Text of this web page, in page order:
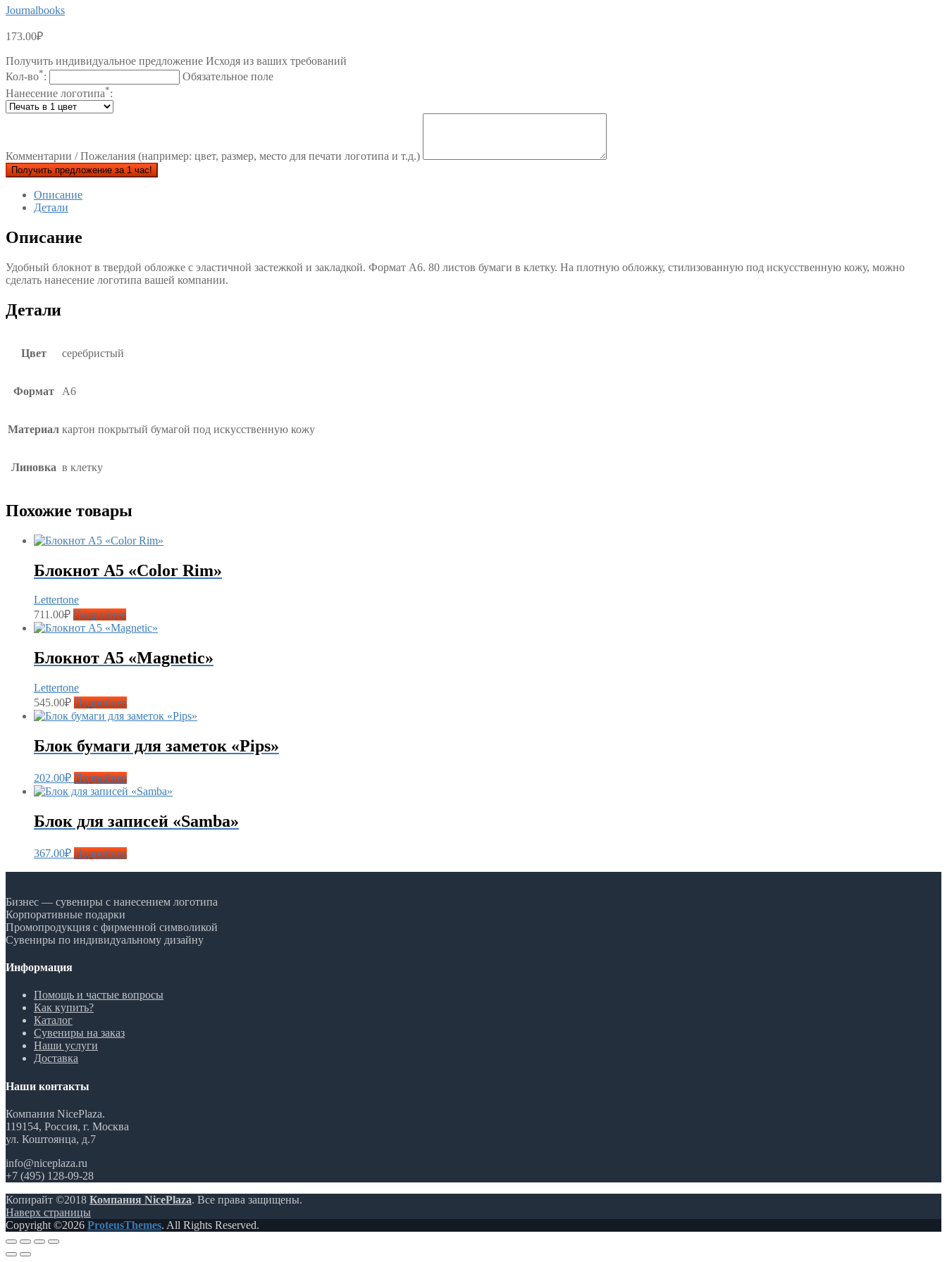
Journalbooks
173.00₽
Получить индивидуальное предложение Исходя из ваших требований
Кол-во*:
Обязательное поле
Нанесение логотипа*:
Комментарии / Пожелания (например: цвет, размер, место для печати логотипа и т.д.)
Получить предложение за 1 час!
Описание
Детали
Описание
Удобный блокнот в твердой обложке с эластичной застежкой и закладкой. Формат А6. 80 листов бумаги в клетку. На плотную обложку, стилизованную под искусственную кожу, можно
сделать нанесение логотипа вашей компании.
Детали
Цвет серебристый
Формат А6
Материал картон покрытый бумагой под искусственную кожу
Линовка в клетку
Похожие товары
Блокнот А5 «Color Rim»
Lettertone
711.00₽ Подробнее
Блокнот А5 «Magnetic»
Lettertone
545.00₽ Подробнее
Блок бумаги для заметок «Pips»
202.00₽ Подробнее
Блок для записей «Samba»
367.00₽ Подробнее
Бизнес — сувениры с нанесением логотипа
Корпоративные подарки
Промопродукция с фирменной символикой
Сувениры по индивидуальному дизайну
Информация
Помощь и частые вопросы
Как купить?
Каталог
Сувениры на заказ
Наши услуги
Доставка
Наши контакты
Компания NicePlaza.
119154, Россия, г. Москва
ул. Коштоянца, д.7
info@niceplaza.ru
+7 (495) 128-09-28
Копирайт ©2018 Компания NicePlaza. Все права защищены.
Наверх страницы
Copyright ©2026 ProteusThemes. All Rights Reserved.